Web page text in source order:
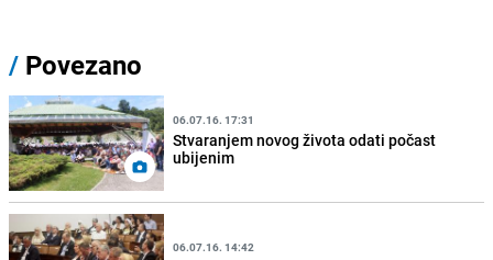
/ Povezano
06.07.16. 17:31
Stvaranjem novog života odati počast
ubijenim
06.07.16. 14:42